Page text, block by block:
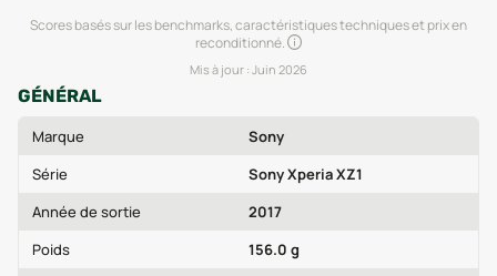
Scores basés sur les benchmarks, caractéristiques techniques et prix en
reconditionné.
Mis à jour : Juin 2026
GÉNÉRAL
Marque
Sony
Série
Sony Xperia XZ1
Année de sortie
2017
Poids
156.0 g